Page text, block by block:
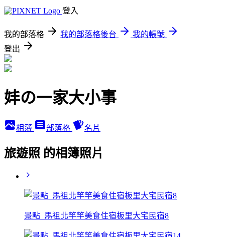
登入
我的部落格 我的部落格後台
我的帳號
登出
妦の一家大小事
相簿 部落格 名片
旅遊照 的相簿照片
景點_馬祖北竿竿美食住宿板里大宅民宿8